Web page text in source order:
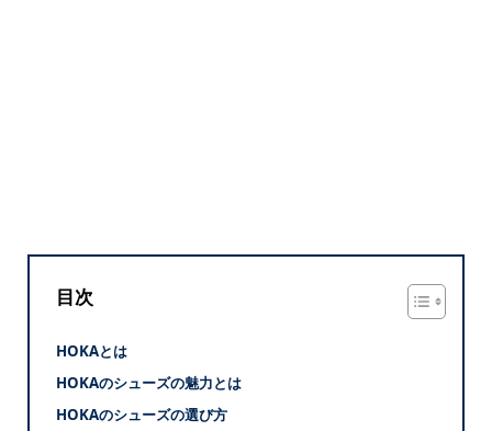
目次
HOKAとは
HOKAのシューズの魅力とは
HOKAのシューズの選び方